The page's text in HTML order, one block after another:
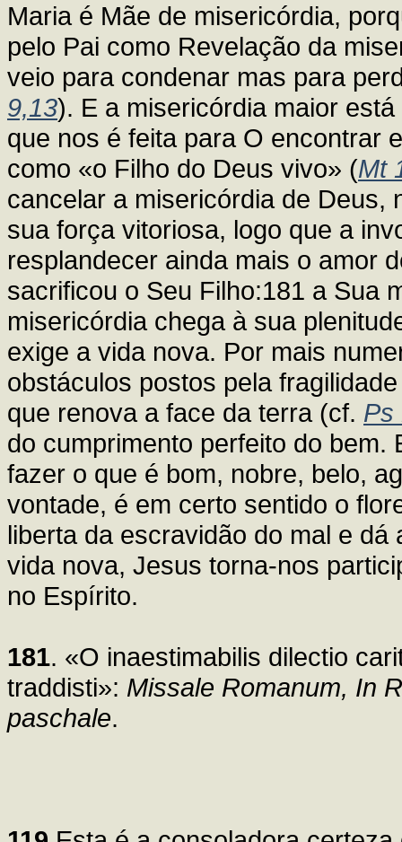
Maria é Mãe de misericórdia,
pelo Pai como Revelação da
veio para condenar mas para
9,13). E a misericórdia maior
que nos é feita para O encontrar
como «o Filho do Deus vivo» (Mt
cancelar a misericórdia de Deus,
sua força vitoriosa, logo que a
resplandecer ainda mais o amor
sacrificou o Seu Filho:181 a Sua
misericórdia chega à sua
exige a vida nova. Por mais
obstáculos postos pela
que renova a face da terra (cf. Ps
do cumprimento perfeito do
fazer o que é bom, nobre, belo,
vontade, é em certo sentido o
liberta da escravidão do mal e
vida nova, Jesus torna-nos
no Espírito.
181. «O inaestimabilis dilectio
traddisti»: Missale Romanum, In
paschale.